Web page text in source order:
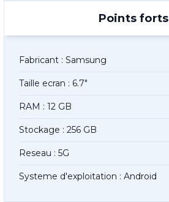
Points forts
Fabricant : Samsung
Taille ecran : 6.7"
RAM : 12 GB
Stockage : 256 GB
Reseau : 5G
Systeme d'exploitation : Android